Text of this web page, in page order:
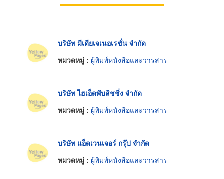
บริษัท มีเดียเจเนอเรชั่น จำกัด
หมวดหมู่ : ผู้พิมพ์หนังสือและวารสาร
บริษัท ไฮเอ็ดพับลิชชิ่ง จำกัด
หมวดหมู่ : ผู้พิมพ์หนังสือและวารสาร
บริษัท แอ็ดเวนเจอร์ กรุ๊ป จำกัด
หมวดหมู่ : ผู้พิมพ์หนังสือและวารสาร